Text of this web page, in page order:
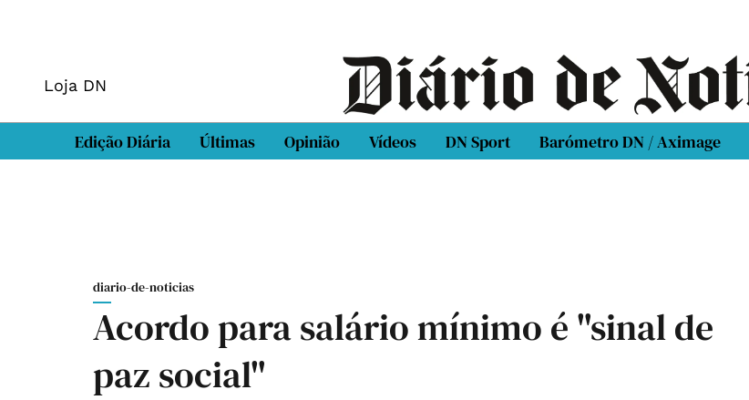
Loja DN
Edição Diária Últimas Opinião Vídeos DN Sport Barómetro DN / Aximage
diario-de-noticias
Acordo para salário mínimo é "sinal de
paz social"